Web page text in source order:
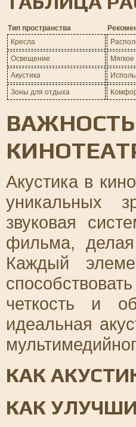
Тип пространства
Кресла
Освещение
Акустика
Зоны для отдыха
Акустика в
уникальных
звуковая
фильма,
Каждый
четкость и
идеальная
КАК
КАК